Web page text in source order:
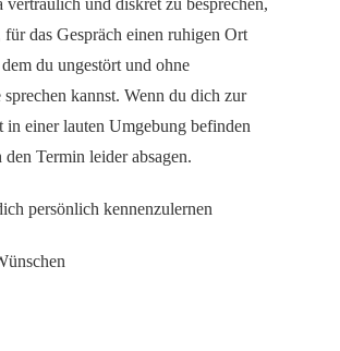
und diskret zu besprechen,
das Gespräch einen ruhigen Ort
du ungestört und ohne
sprechen kannst. Wenn du dich zur
in einer lauten Umgebung befinden
den Termin leider absagen.
persönlich kennenzulernen